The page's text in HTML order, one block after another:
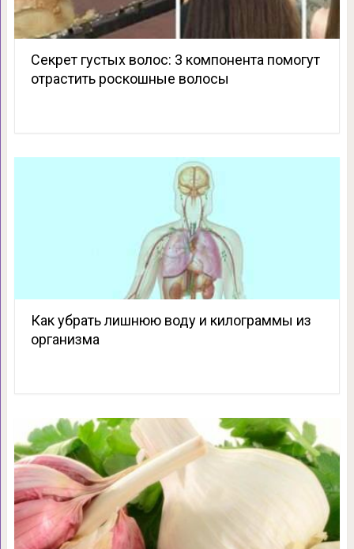
Секрет густых волос: 3 компонента помогут
отрастить роскошные волосы
Как убрать лишнюю воду и килограммы из
организма